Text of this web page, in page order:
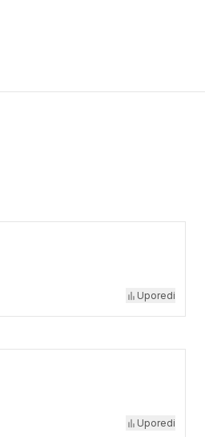
Uporedi
Uporedi